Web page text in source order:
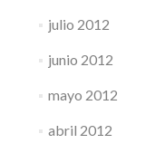
julio 2012
junio 2012
mayo 2012
abril 2012